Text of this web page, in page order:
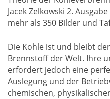
Jacek Zelkowski 2.
mehr als 350 Bilder und
Die Kohle ist und bleibt
Brennstoff der Welt. Ihre
erfordert jedoch eine
Auslegung und der
chemischen,